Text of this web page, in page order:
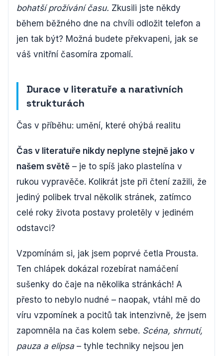
bohatší prožívání času. Zkusili jste někdy
během běžného dne na chvíli odložit telefon a
jen tak být? Možná budete překvapeni, jak se
váš vnitřní časomíra zpomalí.
Durace v literatuře a narativních
strukturách
Čas v příběhu: umění, které ohýbá realitu
Čas v literatuře nikdy neplyne stejně jako v
našem světě – je to spíš jako plastelína v
rukou vypravěče. Kolikrát jste při čtení zažili, že
jediný polibek trval několik stránek, zatímco
celé roky života postavy proletěly v jediném
odstavci?
Vzpomínám si, jak jsem poprvé četla Prousta.
Ten chlápek dokázal rozebírat namáčení
sušenky do čaje na několika stránkách! A
přesto to nebylo nudné – naopak, vtáhl mě do
víru vzpomínek a pocitů tak intenzivně, že jsem
zapomněla na čas kolem sebe. Scéna, shrnutí,
pauza a elipsa – tyhle techniky nejsou jen